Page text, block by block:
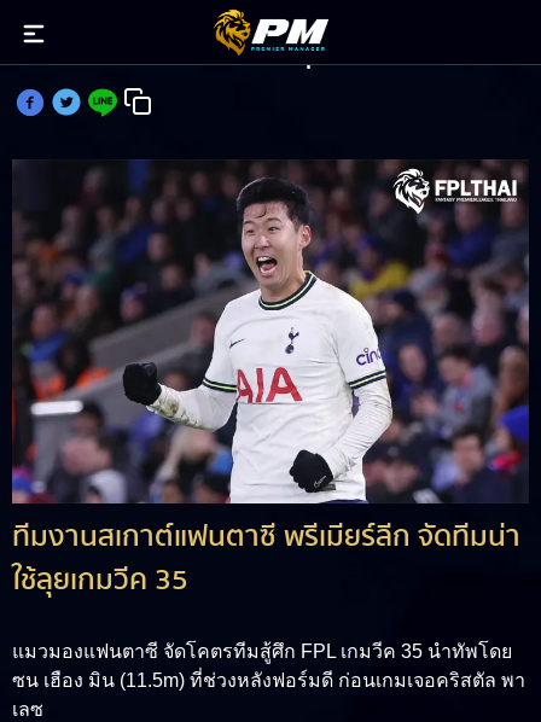
แมวมองแฟนตาซี จัดทีมเดือดลุยGW35
ทีมงานสเกาต์แฟนตาซี พรีเมียร์ลีก จัดทีมน่า
ใช้ลุยเกมวีค 35
แมวมองแฟนตาซี จัดโคตรทีมสู้ศึก FPL เกมวีค 35 นำทัพโดย
ซน เฮือง มิน (11.5m) ที่ช่วงหลังฟอร์มดี ก่อนเกมเจอคริสตัล พา
เลซ